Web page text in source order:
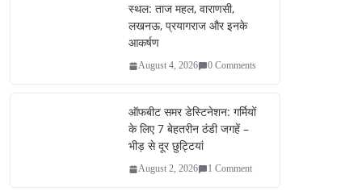
स्थल: ताज महल, वाराणसी,
लखनऊ, प्रयागराज और इनके
आकर्षण
August 4, 2026 0 Comments
ऑफबीट समर डेस्टिनेशन: गर्मियों
के लिए 7 बेहतरीन ठंडी जगहें –
भीड़ से दूर छुट्टियां
August 2, 2026 1 Comment